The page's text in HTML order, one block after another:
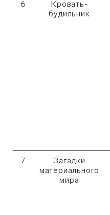
6
Кровать-
будильник
7
Загадки
материального
мира